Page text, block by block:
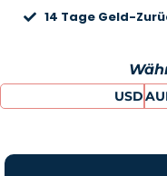
14 Tage Geld-
USD